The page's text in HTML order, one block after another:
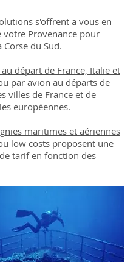
s'offrent a vous en
votre Provenance pour
du Sud.
départ de France, Italie et
par avion au départs de
villes de France et de
européennes.
maritimes et aériennes
low costs proposent une
tarif en fonction des